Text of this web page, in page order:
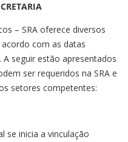
– SRA oferece diversos
com as datas
seguir estão apresentados
ser requeridos na SRA e
setores competentes:
se inicia a vinculação